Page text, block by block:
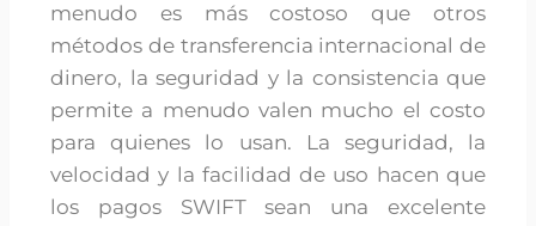
menudo es más costoso que otros
métodos de transferencia internacional de
dinero, la seguridad y la consistencia que
permite a menudo valen mucho el costo
para quienes lo usan. La seguridad, la
velocidad y la facilidad de uso hacen que
los pagos SWIFT sean una excelente